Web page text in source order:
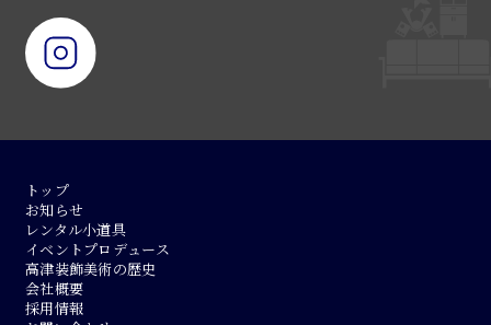
トップ
お知らせ
レンタル小道具
イベントプロデュース
高津装飾美術の歴史
会社概要
採用情報